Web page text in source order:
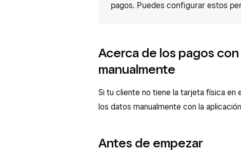
pagos. Puedes configurar estos
Acerca de los pagos
manualmente
Si tu cliente no tiene la tarjeta física
los datos manualmente con la
Antes de empezar